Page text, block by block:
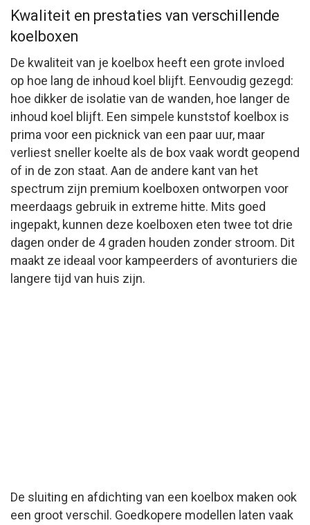
Kwaliteit en prestaties van verschillende
koelboxen
De kwaliteit van je koelbox heeft een grote invloed
op hoe lang de inhoud koel blijft. Eenvoudig gezegd:
hoe dikker de isolatie van de wanden, hoe langer de
inhoud koel blijft. Een simpele kunststof koelbox is
prima voor een picknick van een paar uur, maar
verliest sneller koelte als de box vaak wordt geopend
of in de zon staat. Aan de andere kant van het
spectrum zijn premium koelboxen ontworpen voor
meerdaags gebruik in extreme hitte. Mits goed
ingepakt, kunnen deze koelboxen eten twee tot drie
dagen onder de 4 graden houden zonder stroom. Dit
maakt ze ideaal voor kampeerders of avonturiers die
langere tijd van huis zijn.
De sluiting en afdichting van een koelbox maken ook
een groot verschil. Goedkopere modellen laten vaak